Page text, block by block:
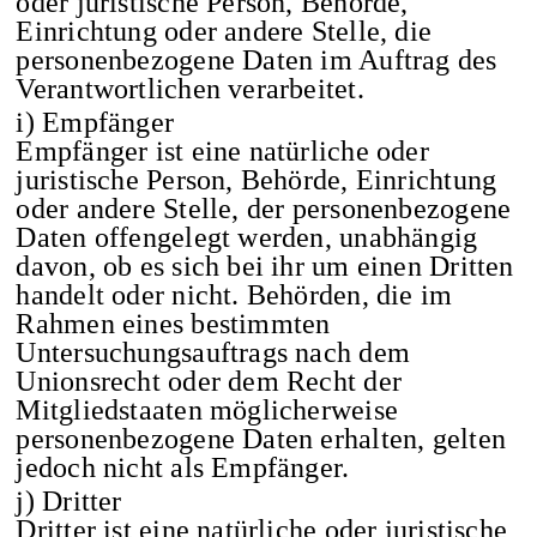
Einrichtung oder andere Stelle, die
personenbezogene Daten im Auftrag des
Verantwortlichen verarbeitet.
i) Empfänger
Empfänger ist eine natürliche oder
juristische Person, Behörde, Einrichtung
oder andere Stelle, der personenbezogene
Daten offengelegt werden, unabhängig
davon, ob es sich bei ihr um einen Dritten
handelt oder nicht. Behörden, die im
Rahmen eines bestimmten
Untersuchungsauftrags nach dem
Unionsrecht oder dem Recht der
Mitgliedstaaten möglicherweise
personenbezogene Daten erhalten, gelten
jedoch nicht als Empfänger.
j) Dritter
Dritter ist eine natürliche oder juristische